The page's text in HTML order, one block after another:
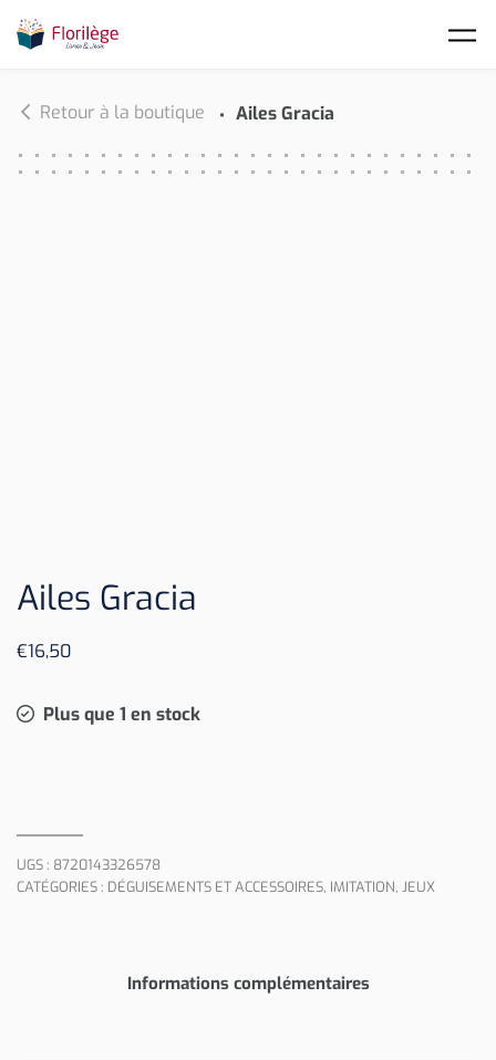
Retour à la boutique Ailes Gracia
Ailes Gracia
€16,50
Plus que 1 en stock
UGS : 8720143326578
CATÉGORIES : DÉGUISEMENTS ET ACCESSOIRES, IMITATION, JEUX
Informations complémentaires